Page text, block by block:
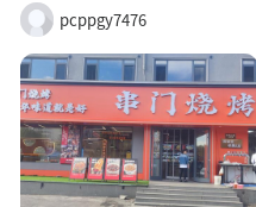
亮点：3A 景区、青岛十佳农
庄；500 亩园区，山景 + 莲
茵河吃：农家菜、散养土
鸡、山野菜、淡水鱼，人均
50–60玩：采摘（樱桃 / 桃 /
葡萄 / 猕猴桃）、垂钓、亲
子乐园、民宿适合：一日
游、亲子、团建
pcppgy7476